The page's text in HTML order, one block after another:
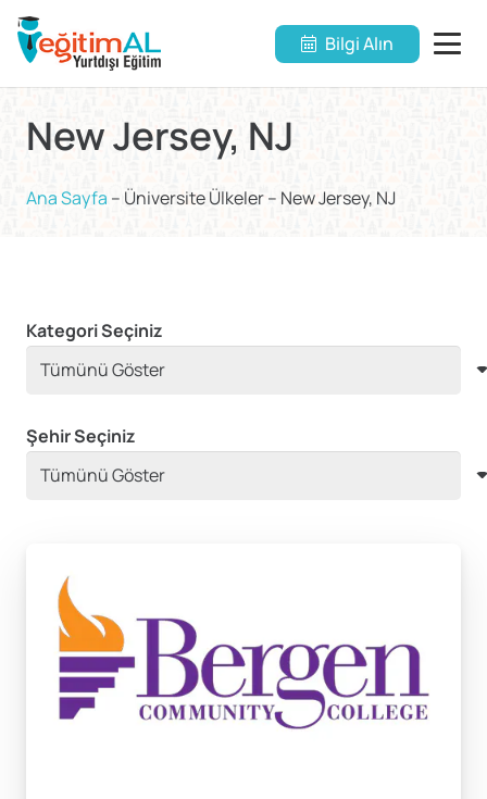
Bilgi Alın
New Jersey, NJ
Ana Sayfa – Üniversite Ülkeler– New Jersey, NJ
Kategori Seçiniz
Şehir Seçiniz